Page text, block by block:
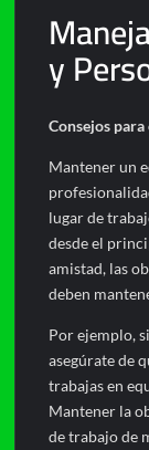
y
Consejos
Mantener un
lugar de
desde el
amistad, las
deben
Por ejemplo,
asegúrate de
trabajas en
Mantener la
de trabajo de